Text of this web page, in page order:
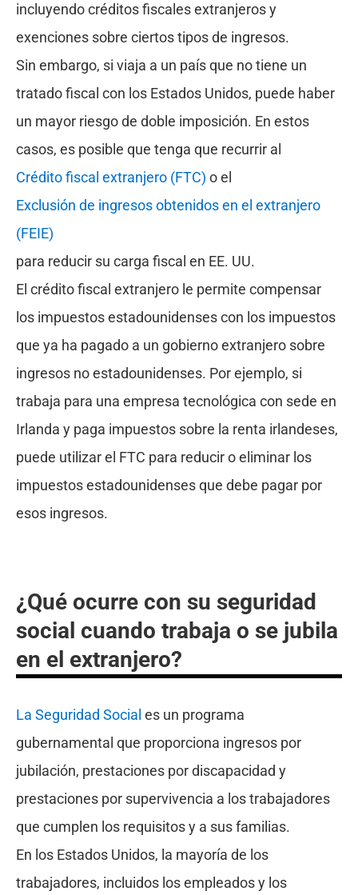
incluyendo créditos fiscales extranjeros y
exenciones sobre ciertos tipos de ingresos.
Sin embargo, si viaja a un país que no tiene un
tratado fiscal con los Estados Unidos, puede haber
un mayor riesgo de doble imposición. En estos
casos, es posible que tenga que recurrir al
Crédito fiscal extranjero (FTC) o el
Exclusión de ingresos obtenidos en el extranjero
(FEIE)
para reducir su carga fiscal en EE. UU.
El crédito fiscal extranjero le permite compensar
los impuestos estadounidenses con los impuestos
que ya ha pagado a un gobierno extranjero sobre
ingresos no estadounidenses. Por ejemplo, si
trabaja para una empresa tecnológica con sede en
Irlanda y paga impuestos sobre la renta irlandeses,
puede utilizar el FTC para reducir o eliminar los
impuestos estadounidenses que debe pagar por
esos ingresos.
¿Qué ocurre con su seguridad
social cuando trabaja o se jubila
en el extranjero?
La Seguridad Social es un programa
gubernamental que proporciona ingresos por
jubilación, prestaciones por discapacidad y
prestaciones por supervivencia a los trabajadores
que cumplen los requisitos y a sus familias.
En los Estados Unidos, la mayoría de los
trabajadores, incluidos los empleados y los